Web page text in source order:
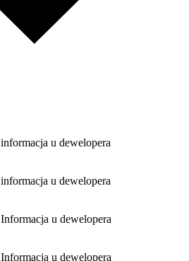
informacja u dewelopera
informacja u dewelopera
Informacja u dewelopera
Informacja u dewelopera